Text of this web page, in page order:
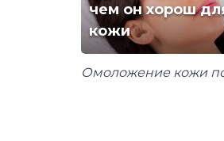
и
чем
он
хорош
чем он хорош
кожи
Омоложение кожи